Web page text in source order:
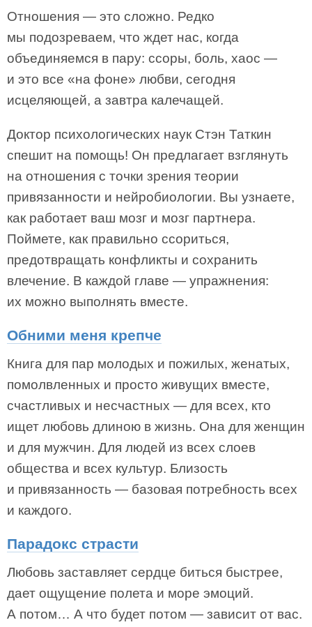
Отношения — это сложно. Редко
мы подозреваем, что ждет нас, когда
объединяемся в пару: ссоры, боль, хаос —
и это все «на фоне» любви, сегодня
исцеляющей, а завтра калечащей.
Доктор психологических наук Стэн Таткин
спешит на помощь! Он предлагает взглянуть
на отношения с точки зрения теории
привязанности и нейробиологии. Вы узнаете,
как работает ваш мозг и мозг партнера.
Поймете, как правильно ссориться,
предотвращать конфликты и сохранить
влечение. В каждой главе — упражнения:
их можно выполнять вместе.
Обними меня крепче
Книга для пар молодых и пожилых, женатых,
помолвленных и просто живущих вместе,
счастливых и несчастных — для всех, кто
ищет любовь длиною в жизнь. Она для женщин
и для мужчин. Для людей из всех слоев
общества и всех культур. Близость
и привязанность — базовая потребность всех
и каждого.
Парадокс страсти
Любовь заставляет сердце биться быстрее,
дает ощущение полета и море эмоций.
А потом… А что будет потом — зависит от вас.